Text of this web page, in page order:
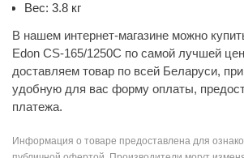
Вес: 3.8 кг
В нашем интернет-магазине можно
Edon CS-165/1250С по самой лучшей
доставляем товар по всей Беларуси,
удобную для вас форму оплаты,
платежа.
Информация о товаре предоставлена для